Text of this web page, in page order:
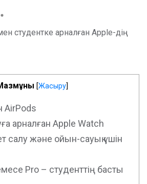
студентке арналған Apple-дің
[Жасыру]
AirPods
арналған Apple Watch
салу және ойын-сауық үшін
Pro – студенттің басты